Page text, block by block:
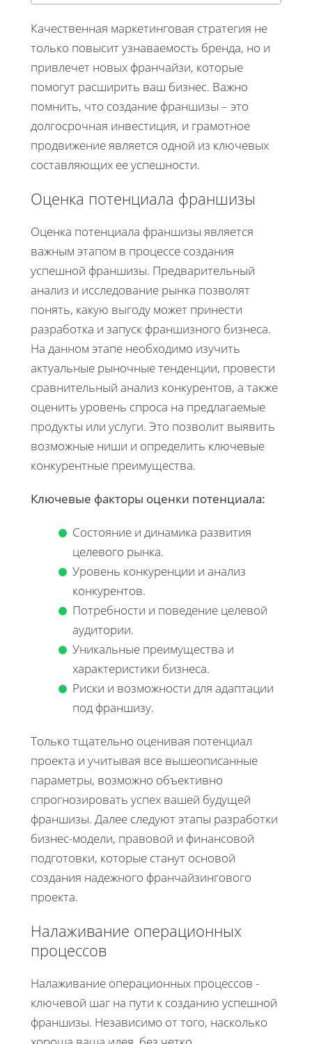
Качественная маркетинговая стратегия не
только повысит узнаваемость бренда, но и
привлечет новых франчайзи, которые
помогут расширить ваш бизнес. Важно
помнить, что создание франшизы – это
долгосрочная инвестиция, и грамотное
продвижение является одной из ключевых
составляющих ее успешности.
Оценка потенциала франшизы
Оценка потенциала франшизы является
важным этапом в процессе создания
успешной франшизы. Предварительный
анализ и исследование рынка позволят
понять, какую выгоду может принести
разработка и запуск франшизного бизнеса.
На данном этапе необходимо изучить
актуальные рыночные тенденции, провести
сравнительный анализ конкурентов, а также
оценить уровень спроса на предлагаемые
продукты или услуги. Это позволит выявить
возможные ниши и определить ключевые
конкурентные преимущества.
Ключевые факторы оценки потенциала:
Состояние и динамика развития
целевого рынка.
Уровень конкуренции и анализ
конкурентов.
Потребности и поведение целевой
аудитории.
Уникальные преимущества и
характеристики бизнеса.
Риски и возможности для адаптации
под франшизу.
Только тщательно оценивая потенциал
проекта и учитывая все вышеописанные
параметры, возможно объективно
спрогнозировать успех вашей будущей
франшизы. Далее следуют этапы разработки
бизнес-модели, правовой и финансовой
подготовки, которые станут основой
создания надежного франчайзингового
проекта.
Налаживание операционных
процессов
Налаживание операционных процессов -
ключевой шаг на пути к созданию успешной
франшизы. Независимо от того, насколько